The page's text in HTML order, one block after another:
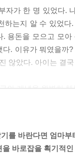
자가 한 명 있었다.
하는지 알 수 있었
. 용돈을 모으고 모
. 이유가 뭐였을까
않았다. 아이는 결
의 개념을 완벽히
서
분만큼 해당 기업
된다. 내가 실제로
를 바란다면 엄마
바로잡을 획기적